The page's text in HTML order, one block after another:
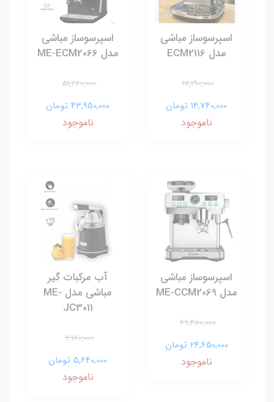
اسپرسوساز مباشی
مدل ECM2116
17,190,000
14,740,000 تومان
ناموجود
اسپرسوساز مباشی
مدل ME-ECM2066
51,660,000
43,950,000 تومان
ناموجود
اسپرسوساز مباشی
مدل ME-CCM2069
29,480,000
24,650,000 تومان
ناموجود
آب مرکبات گیر
مباشی مدل ME-
JC3011
7,170,000
5,640,000 تومان
ناموجود